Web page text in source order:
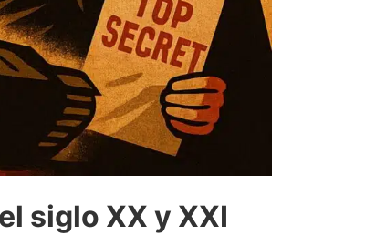
siglo XX y XXI